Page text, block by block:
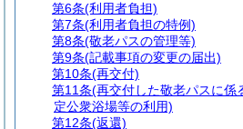
第6条(利用者負担)
第7条(利用者負担の特例)
第8条(敬老パスの管理等)
第9条(記載事項の変更の届出)
第10条(再交付)
第11条(再交付した敬老パスに係
定公衆浴場等の利用)
第12条(返還)